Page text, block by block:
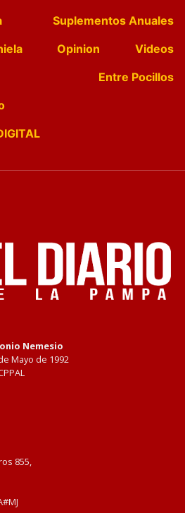
Suplementos Anuales
Opinion
Videos
Entre Pocillos
Nemesio
Mayo de 1992
855,